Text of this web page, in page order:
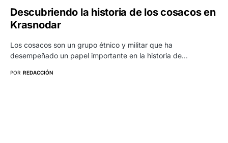
Descubriendo la historia de los cosacos en
Krasnodar
Los cosacos son un grupo étnico y militar que ha
desempeñado un papel importante en la historia de…
POR REDACCIÓN